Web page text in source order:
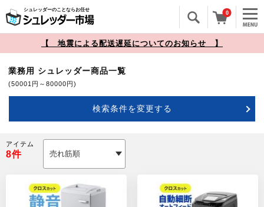
シュレッダーのことならお任せ
0
【 地震による配送遅延についてのお知らせ 】
業務用 シュレッダー商品一覧
(50001円～80000円)
検索条件を変更する
アイテム
8件